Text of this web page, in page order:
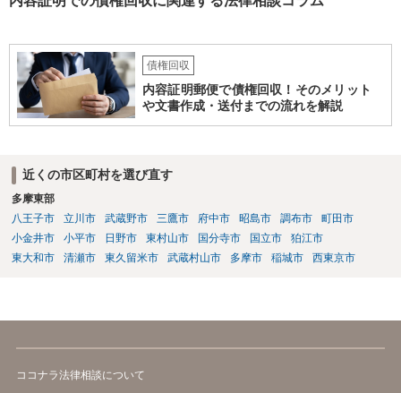
債権回収
内容証明郵便で債権回収！そのメリット
や文書作成・送付までの流れを解説
近くの市区町村を選び直す
多摩東部
八王子市
立川市 武蔵野市 三鷹市 府中市 昭島市 調布市
町田市
小金井市
小平市 日野市 東村山市 国分寺市 国立市
狛江市
東大和市
清瀬市 東久留米市 武蔵村山市 多摩市 稲城市 西東京市
ココナラ法律相談について